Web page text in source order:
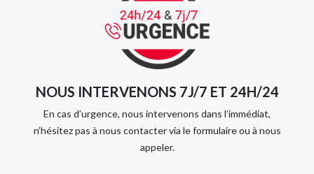
NOUS INTERVENONS 7J/7 ET 24H/24
En cas d’urgence, nous intervenons dans l’immédiat,
n’hésitez pas à nous contacter via le formulaire ou à nous
appeler.